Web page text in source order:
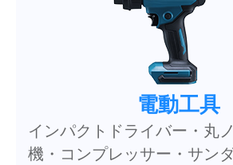
電動工具
インパクトドライバー・丸
機・コンプレッサー・サン